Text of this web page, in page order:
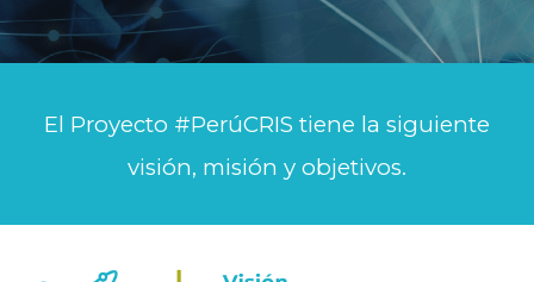
El Proyecto #PerúCRIS tiene la siguiente
visión, misión y objetivos.